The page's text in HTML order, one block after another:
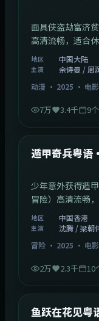
面具侠盗劫富济
高清流畅，适合休
地区 中国大陆
主演
佘诗曼 / 周
动漫 · 2025 · 电影
7万 3.4千 9
最新
遁甲奇兵粤
少年意外获得遁
冒险）高清流畅
地区 中国香港
主演
沈腾 / 梁朝
冒险· 2025 · 电影
2万 2.3千 10
最新
鱼跃在花见